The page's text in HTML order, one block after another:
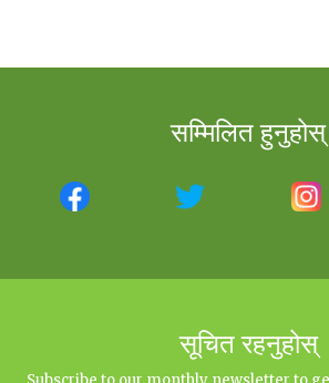
सम्मिलित हुनुहोस्
सूचित रहनुहोस्